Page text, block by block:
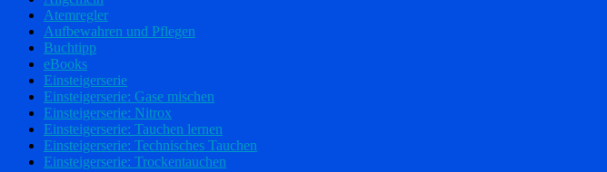
Atemregler
Aufbewahren und Pflegen
Buchtipp
eBooks
Einsteigerserie
Einsteigerserie: Gase mischen
Einsteigerserie: Nitrox
Einsteigerserie: Tauchen lernen
Einsteigerserie: Technisches Tauchen
Einsteigerserie: Trockentauchen